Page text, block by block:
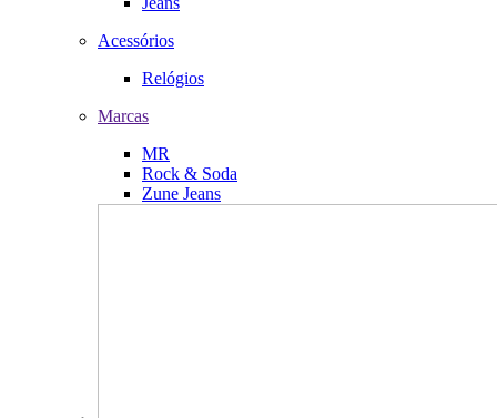
Acessórios
Relógios
Marcas
MR
Rock & Soda
Zune Jeans